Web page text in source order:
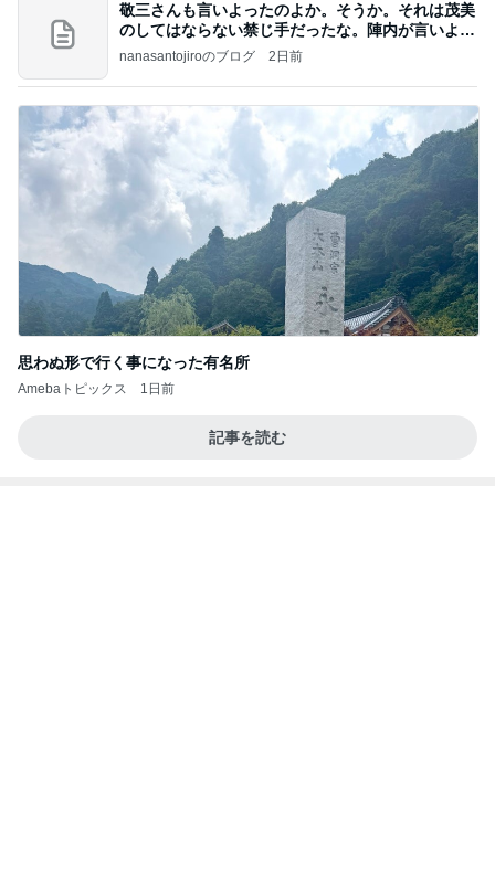
敬三さんも言いよったのよか。そうか。それは茂美
のしてはならない禁じ手だったな。陣内が言いよる
のよ
nanasantojiroのブログ 2日前
思わぬ形で行く事になった有名所
Amebaトピックス 1日前
記事を読む